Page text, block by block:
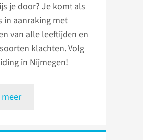
je door? Je komt als
in aanraking met
van alle leeftijden en
klachten. Volg
in Nijmegen!
meer